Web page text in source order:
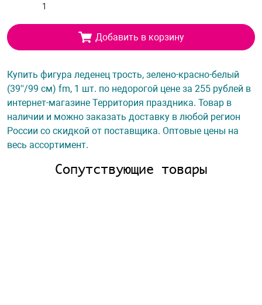
Добавить в корзину
Купить фигура леденец трость, зелено-красно-белый
(39''/99 см) fm, 1 шт. по недорогой цене за 255 рублей в
интернет-магазине Территория праздника. Товар в
наличии и можно заказать доставку в любой регион
России со скидкой от поставщика. Оптовые цены на
весь ассортимент.
Сопутствующие товары